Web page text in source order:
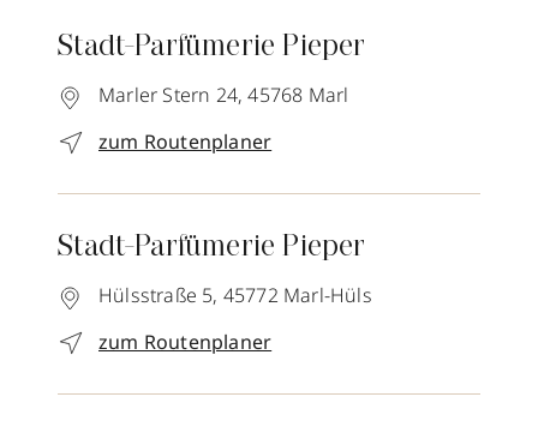
Stadt-Parfümerie Pieper
Marler Stern 24, 45768 Marl
zum Routenplaner
Stadt-Parfümerie Pieper
Hülsstraße 5, 45772 Marl-Hüls
zum Routenplaner